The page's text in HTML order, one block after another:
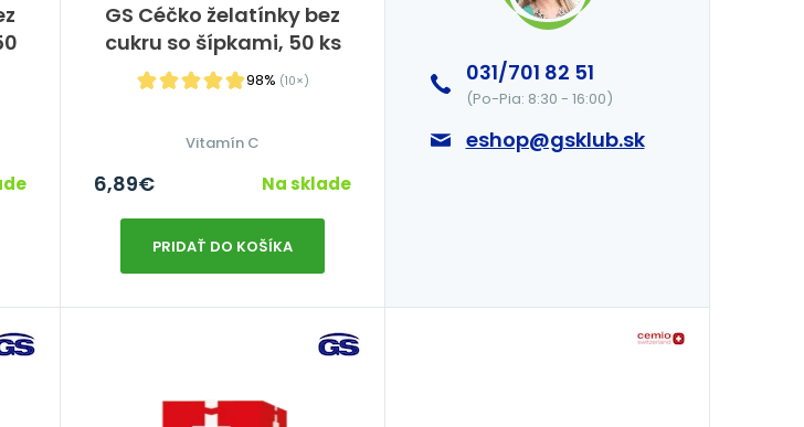
GS Céčko želatínky bez
cukru so šípkami, 50 ks
98% (10×)
Vitamín C
6,89€ Na sklade
PRIDAŤ DO KOŠÍKA
031/701 82 51
(Po-Pia: 8:30 - 16:00)
eshop@gsklub.sk